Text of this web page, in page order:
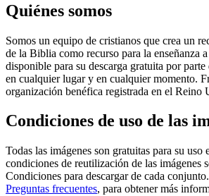
Quiénes somos
Somos un equipo de cristianos que crea un
de la Biblia como recurso para la enseñanza
disponible para su descarga gratuita por
en cualquier lugar y en cualquier momento.
organización benéfica registrada en el Reino
Condiciones de uso de las
Todas las imágenes son gratuitas para su uso
condiciones de reutilización de las imágenes
Condiciones para descargar de cada
Preguntas frecuentes, para obtener más